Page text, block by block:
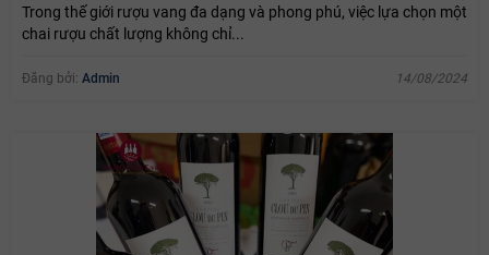
Trong thế giới rượu vang đa dạng và phong phú, việc lựa chọn một
chai rượu chất lượng không chỉ...
Đăng bởi: Admin 14/08/2024